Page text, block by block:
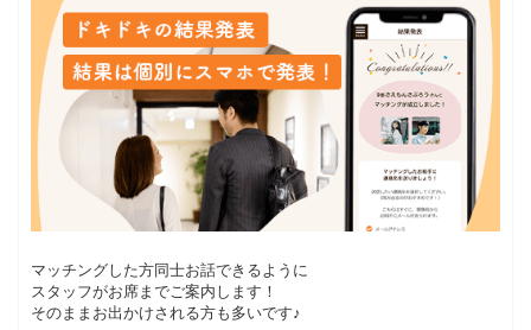
マッチングした方同士お話できるように
スタッフがお席までご案内します！
そのままお出かけされる方も多いです♪